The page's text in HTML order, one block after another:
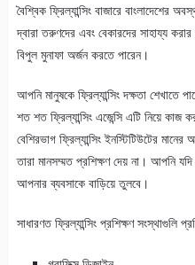
বৈশ্বিক ফ্রিল্যান্সিং বাজারে বাংলাদেশের
দ্বারা তরুণদের এবং বেকারদের সাহায্য
বিপুল মুনাফা অর্জন করতে পারেন।
আপনি মানুষকে ফ্রিল্যান্সিং দক্ষতা শেখাতে
শত শত ফ্রিল্যান্সিং এজেন্সি এটি নিয়ে
বেশিরভাগ ফ্রিল্যান্সিং ইনস্টিটিউটের
তারা মানসম্মত প্রশিক্ষণ দেয় না। আপনি
আপনার ব্যবসাকে বাড়িয়ে তুলবে।
সাধারণত ফ্রিল্যান্সিং প্রশিক্ষণ সংস্থাগুলি